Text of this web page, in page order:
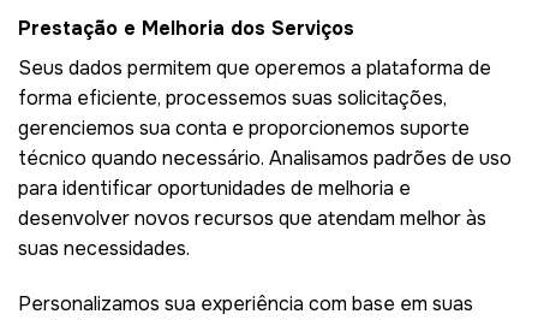
Prestação e Melhoria dos Serviços
Seus dados permitem que operemos a plataforma de
forma eficiente, processemos suas solicitações,
gerenciemos sua conta e proporcionemos suporte
técnico quando necessário. Analisamos padrões de uso
para identificar oportunidades de melhoria e
desenvolver novos recursos que atendam melhor às
suas necessidades.
Personalizamos sua experiência com base em suas